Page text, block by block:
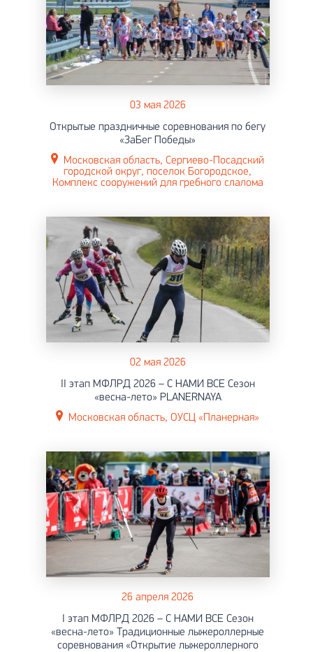
03 мая 2026
Открытые праздничные соревнования по бегу
«ЗаБег Победы»
Московская область, Сергиево-Посадский
городской округ, поселок Богородское,
Комплекс сооружений для гребного слалома
02 мая 2026
II этап МФЛРД 2026 – С НАМИ ВСЕ Сезон
«весна-лето» PLANERNAYA
Московская область, ОУСЦ «Планерная»
26 апреля 2026
I этап МФЛРД 2026 – С НАМИ ВСЕ Сезон
«весна-лето» Традиционные лыжероллерные
соревнования «Открытие лыжероллерного